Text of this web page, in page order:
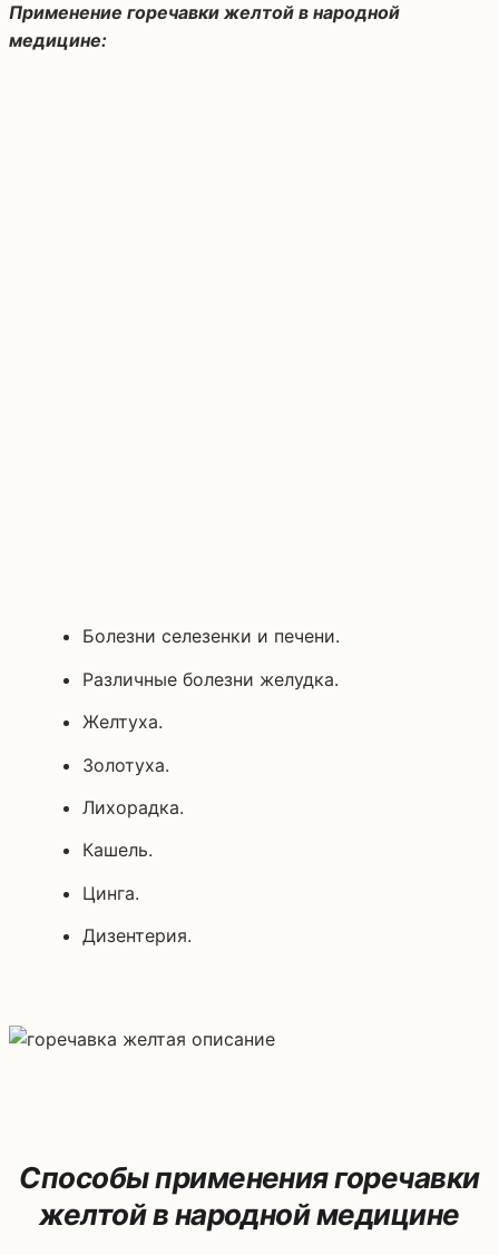
Применение горечавки желтой в народной
медицине:
Болезни селезенки и печени.
Различные болезни желудка.
Желтуха.
Золотуха.
Лихорадка.
Кашель.
Цинга.
Дизентерия.
Способы применения горечавки
желтой в народной медицине